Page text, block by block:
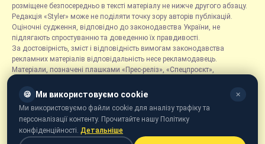
розміщене безпосередньо в тексті матеріалу не нижче другого абзацу.
Редакція «Styler» може не поділяти точку зору авторів публікацій.
Оціночні судження, відповідно до законодавства України, не
підлягають спростуванню та доведенню їх правдивості.
За достовірність, зміст і відповідність вимогам законодавства
рекламних матеріалів відповідальність несе рекламодавець.
Матеріали, позначені плашками «Прес-реліз», «Спецпроєкт»,
розміщуються на правах реклами.
Рубрика «Новини компаній» є інформаційним форматом, що містить
новини, повідомлення та оголошення, пов'язані з діяльністю
компаній, і ґрунтується на інформації, наданій відповідними
компаніями. Редакція не несе відповідальності за достовірність такої
🍪 Ми використовуємо cookie ✕
Ми використовуємо файли cookie для аналізу трафіку та
персоналізації контенту. Прочитайте нашу Політику
конфіденційності. Детальніше